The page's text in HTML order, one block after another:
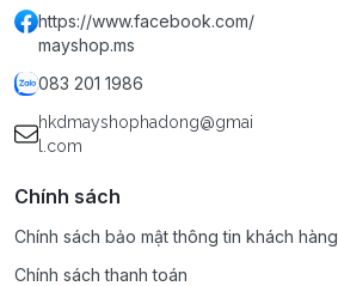
https://www.facebook.com/
mayshop.ms
083 201 1986
hkdmayshophadong@gmai
l.com
Chính sách
Chính sách bảo mật thông tin khách hàng
Chính sách thanh toán